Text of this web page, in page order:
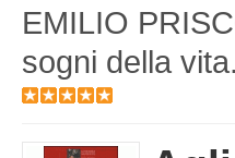
EMILIO
sogni della